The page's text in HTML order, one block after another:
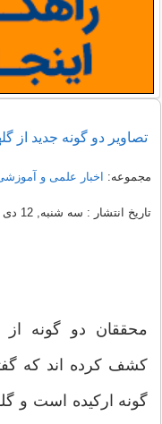
تصاویر دو گونه جدید از
مجموعه: اخبار علمی و
تاریخ انتشار : سه شنبه, 12 دی 1391 14:29
محققان دو گونه از
کشف کرده اند که
گونه ارکیده است و